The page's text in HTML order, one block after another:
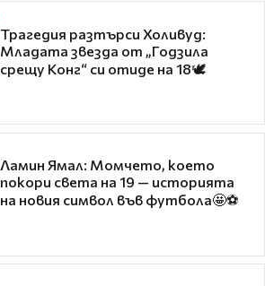
Трагедия разтърси Холивуд:
Младата звезда от „Годзила
срещу Конг“ си отиде на 18🕊️
Ламин Ямал: Момчето, което
покори света на 19 — историята
на новия символ във футбола🤩⚽